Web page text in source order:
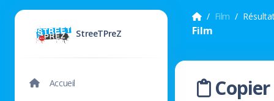
StreeTPreZ
Accueil
Film
Film
Copier